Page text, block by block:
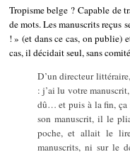
Tropisme belge ? Capable de
de mots. Les manuscrits reçus
! » (et dans ce cas, on publie)
cas, il décidait seul, sans
D’un directeur
: j’ai lu votre
dû… et puis à la fin, ça
son manuscrit, il le
poche, et allait le
manuscrits, ni sur le